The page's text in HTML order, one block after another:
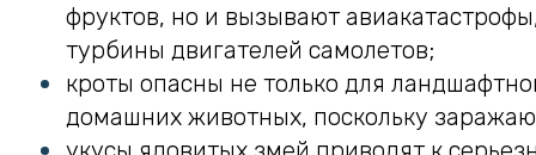
фруктов, но и вызывают
турбины двигателей самолетов;
кроты опасны не только для
домашних животных, поскольку